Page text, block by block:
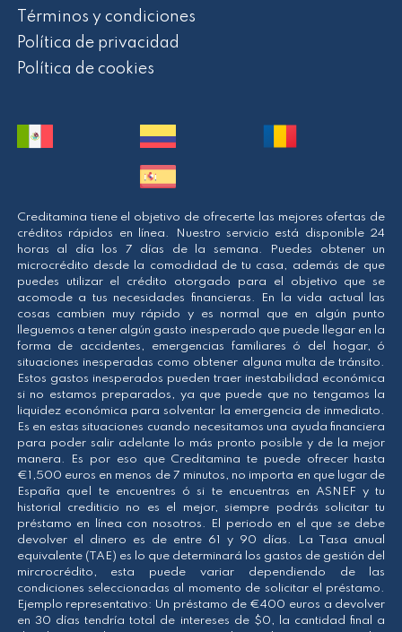
Términos y condiciones
Política de privacidad
Política de cookies
Creditamina tiene el objetivo de ofrecerte las mejores ofertas de
créditos rápidos en línea. Nuestro servicio está disponible 24
horas al día los 7 días de la semana. Puedes obtener un
microcrédito desde la comodidad de tu casa, además de que
puedes utilizar el crédito otorgado para el objetivo que se
acomode a tus necesidades financieras. En la vida actual las
cosas cambien muy rápido y es normal que en algún punto
lleguemos a tener algún gasto inesperado que puede llegar en la
forma de accidentes, emergencias familiares ó del hogar, ó
situaciones inesperadas como obtener alguna multa de tránsito.
Estos gastos inesperados pueden traer inestabilidad económica
si no estamos preparados, ya que puede que no tengamos la
liquidez económica para solventar la emergencia de inmediato.
Es en estas situaciones cuando necesitamos una ayuda financiera
para poder salir adelante lo más pronto posible y de la mejor
manera. Es por eso que Creditamina te puede ofrecer hasta
€1,500 euros en menos de 7 minutos, no importa en que lugar de
España que| te encuentres ó si te encuentras en ASNEF y tu
historial crediticio no es el mejor, siempre podrás solicitar tu
préstamo en línea con nosotros. El periodo en el que se debe
devolver el dinero es de entre 61 y 90 días. La Tasa anual
equivalente (TAE) es lo que determinará los gastos de gestión del
mircrocrédito, esta puede variar dependiendo de las
condiciones seleccionadas al momento de solicitar el préstamo.
Ejemplo representativo: Un préstamo de €400 euros a devolver
en 30 días tendría total de intereses de $0, la cantidad final a